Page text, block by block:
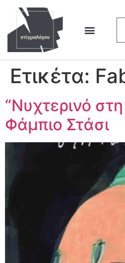
Ετικέτα:
“Νυχτερινό
Φάμπιο Στάσι